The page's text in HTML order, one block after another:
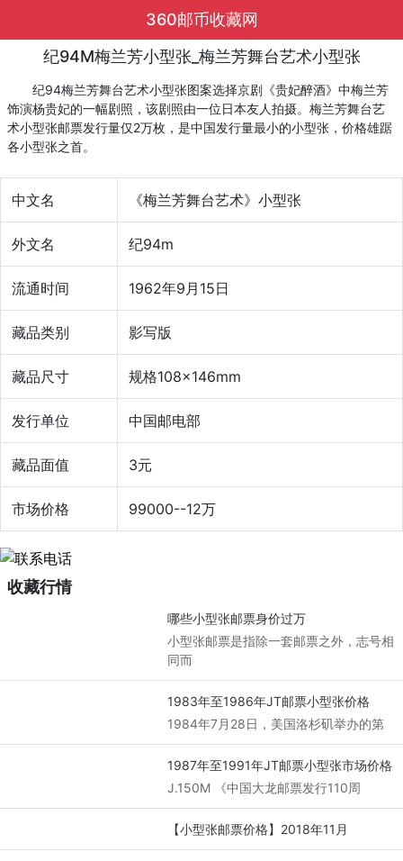
360邮币收藏网
纪94M梅兰芳小型张_梅兰芳舞台艺术小型张
纪94梅兰芳舞台艺术小型张图案选择京剧《贵妃醉酒》中梅兰芳
饰演杨贵妃的一幅剧照，该剧照由一位日本友人拍摄。梅兰芳舞台艺
术小型张邮票发行量仅2万枚，是中国发行量最小的小型张，价格雄踞
各小型张之首。
中文名 《梅兰芳舞台艺术》小型张
外文名 纪94m
流通时间 1962年9月15日
藏品类别 影写版
藏品尺寸 规格108×146mm
发行单位 中国邮电部
藏品面值 3元
市场价格 99000--12万
收藏行情
哪些小型张邮票身价过万
小型张邮票是指除一套邮票之外，志号相
同而
1983年至1986年JT邮票小型张价格
1984年7月28日，美国洛杉矶举办的第
1987年至1991年JT邮票小型张市场价格
J.150M 《中国大龙邮票发行110周
【小型张邮票价格】2018年11月